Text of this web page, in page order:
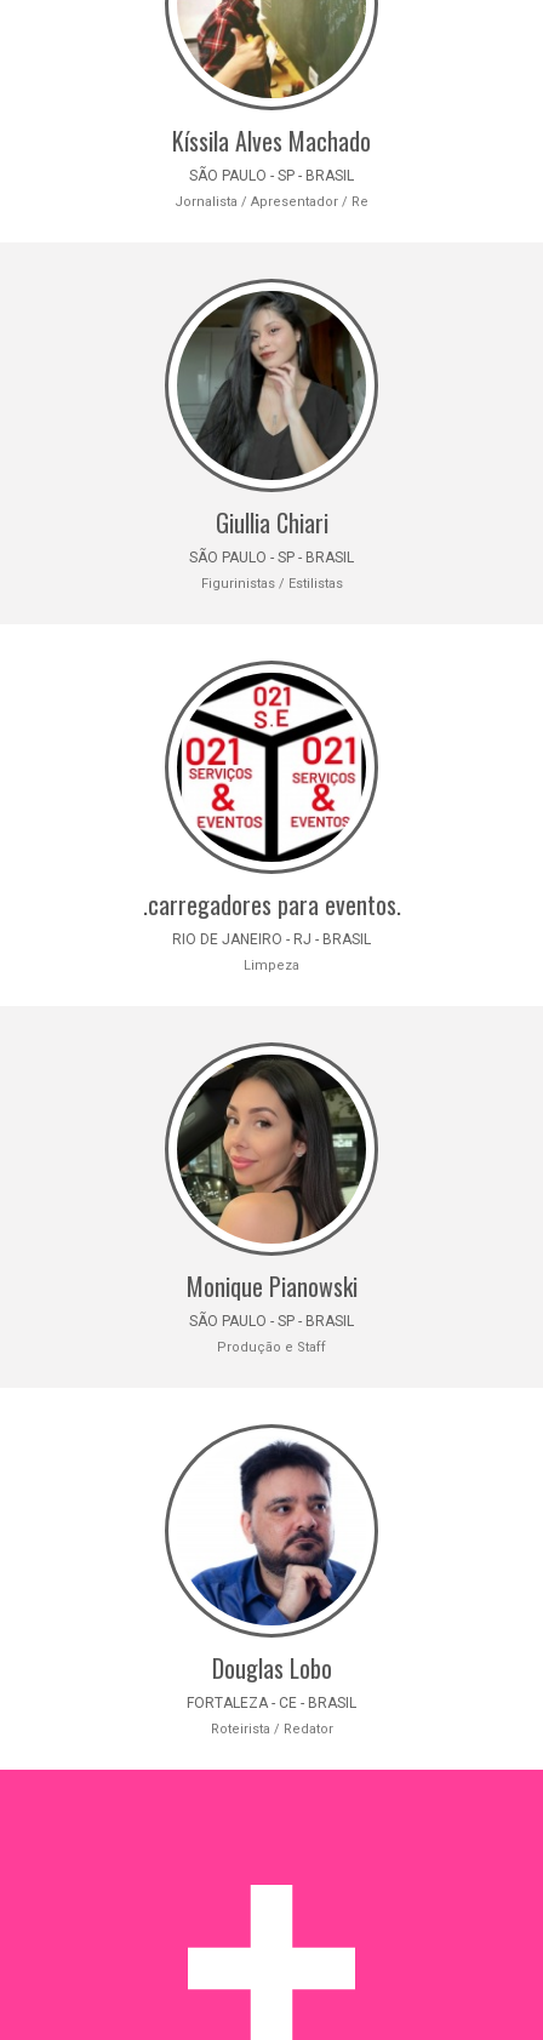
Kíssila Alves Machado
SÃO PAULO - SP - BRASIL
Jornalista / Apresentador / Re
Giullia Chiari
SÃO PAULO - SP - BRASIL
Figurinistas / Estilistas
.carregadores para eventos.
RIO DE JANEIRO - RJ - BRASIL
Limpeza
Monique Pianowski
SÃO PAULO - SP - BRASIL
Produção e Staff
Douglas Lobo
FORTALEZA - CE - BRASIL
Roteirista / Redator